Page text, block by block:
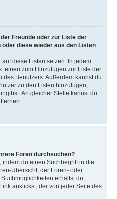
Freunde oder zur Liste der
diese wieder aus den Listen
diese Listen setzen: In jedem
einen zum Hinzufügen zur Liste der
Benutzers. Außerdem kannst du
zu den Listen hinzufügen,
An gleicher Stelle kannst du
Foren durchsuchen?
indem du einen Suchbegriff in die
Übersicht, der Foren- oder
erhältst du,
anklickst, der von jeder Seite des